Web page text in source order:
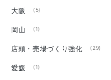
大阪 (5)
岡山 (1)
店頭・売場づくり強化 (29)
愛媛 (1)